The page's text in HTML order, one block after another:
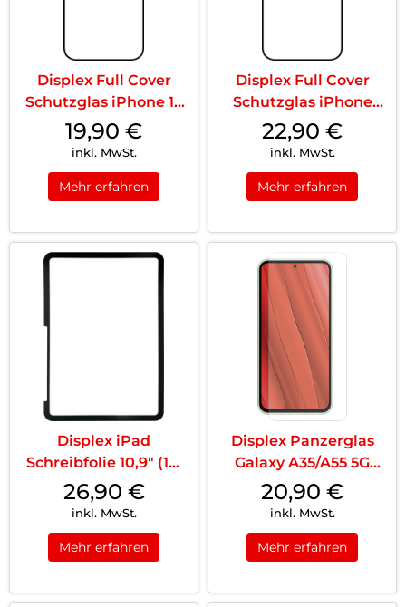
Displex Full Cover
Schutzglas iPhone 15
Pro Max/15...
19,90 €
inkl. MwSt.
Mehr erfahren
Displex Full Cover
Schutzglas iPhone
15/15 Pro Tra...
22,90 €
inkl. MwSt.
Mehr erfahren
Displex iPad
Schreibfolie 10,9″ (10.
Gen.) T...
26,90 €
inkl. MwSt.
Mehr erfahren
Displex Panzerglas
Galaxy A35/A55 5G
Transparent
20,90 €
inkl. MwSt.
Mehr erfahren